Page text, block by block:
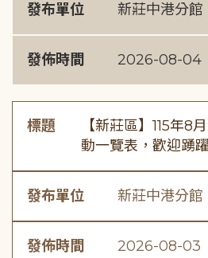
發布單位 新莊中港分館
發佈時間 2026-08-04
標題
【新莊區】115年8
動一覽表，歡迎踴
發布單位 新莊中港分館
發佈時間 2026-08-03